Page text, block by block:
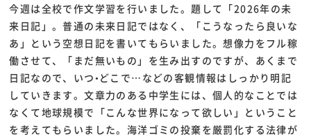
今週は全校で作文学習を行いました。題して「2026年の未
来日記」。普通の未来日記ではなく、「こうなったら良いな
あ」という空想日記を書いてもらいました。想像力をフル稼
働させて、「まだ無いもの」を生み出すのですが、あくまで
日記なので、いつ•どこで…などの客観情報はしっかり明記
していきます。文章力のある中学生には、個人的なことでは
なくて地球規模で「こんな世界になって欲しい」ということ
を考えてもらいました。海洋ゴミの投棄を厳罰化する法律が